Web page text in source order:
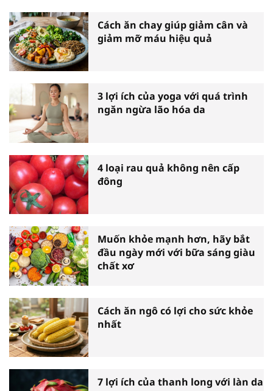
Cách ăn chay giúp giảm cân và
giảm mỡ máu hiệu quả
3 lợi ích của yoga với quá trình
ngăn ngừa lão hóa da
4 loại rau quả không nên cấp
đông
Muốn khỏe mạnh hơn, hãy bắt
đầu ngày mới với bữa sáng giàu
chất xơ
Cách ăn ngô có lợi cho sức khỏe
nhất
7 lợi ích của thanh long với làn da